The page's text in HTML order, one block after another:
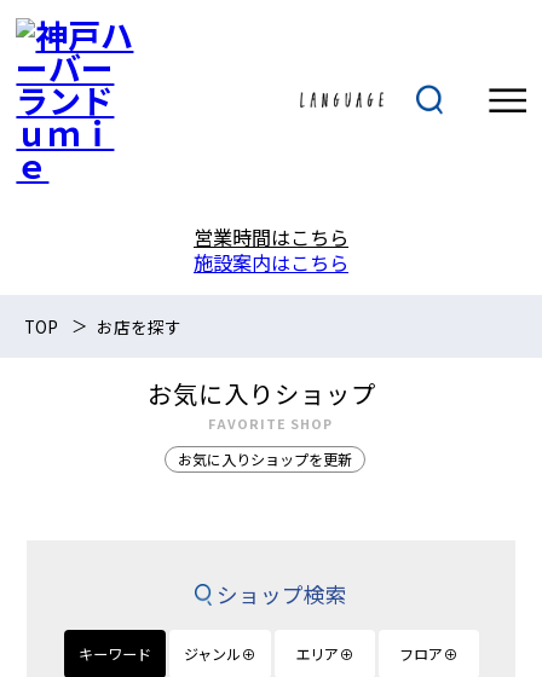
営業時間はこちら
施設案内はこちら
TOP お店を探す
お気に入りショップ
FAVORITE SHOP
お気に入りショップを更新
ショップ検索
キーワード ジャンル⊕ エリア⊕ フロア⊕